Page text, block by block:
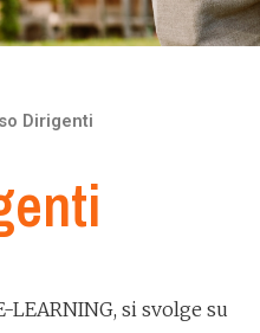
Dirigenti
si svolge su